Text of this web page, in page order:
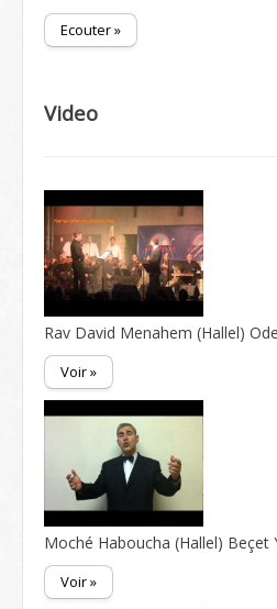
Ecouter »
Video
Rav David Menahem (Hallel)
Voir »
Moché Haboucha (Hallel) Beçet
Voir »